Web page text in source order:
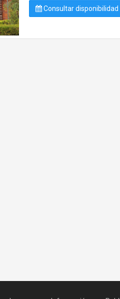
Consultar disponibilidad